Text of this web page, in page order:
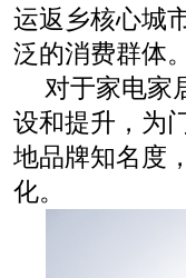
运返乡核心城
泛的消费群体
对于家电家
设和提升，为
地品牌知名度
化。